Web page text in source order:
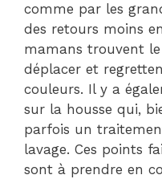
comme par les
des retours moins
mamans trouvent
déplacer et
couleurs. Il y a
sur la housse qui,
parfois un
lavage. Ces points
sont à prendre en